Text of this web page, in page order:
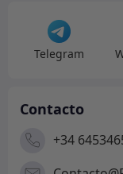
Telegram
Contacto
+34